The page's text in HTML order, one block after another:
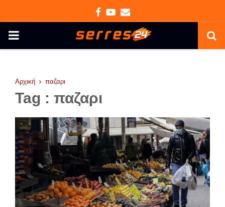
Facebook
Youtube
Email
PRIMARY
Αρχική παζαρι
Tag : παζαρι